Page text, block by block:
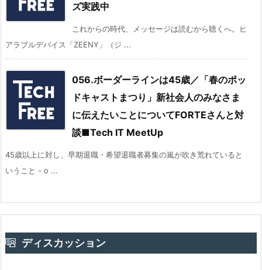
ズ実践中
これからの時代、メッセージは読むから聴くへ。ヒ
アラブルデバイス「ZEENY」（ジ ...
056.ボーダーラインは45歳／「春のポッ
ドキャストまつり」新社会人のみなさま
に伝えたいことについてFORTEさんと対
談■Tech IT MeetUp
45歳以上に対し、早期退職・希望退職者募集の嵐が吹き荒れていると
いうこと - o ...
ディスカッション